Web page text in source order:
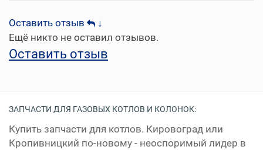
Оставить отзыв
↓
Ещё никто не оставил отзывов.
Оставить отзыв
ЗАПЧАСТИ ДЛЯ ГАЗОВЫХ КОТЛОВ И КОЛОНОК:
Купить запчасти для котлов. Кировоград или
Кропивницкий по-новому - неоспоримый лидер в